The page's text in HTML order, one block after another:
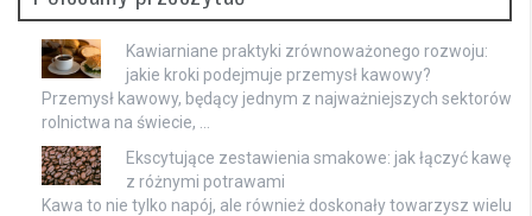
Kawiarniane praktyki zrównoważonego rozwoju:
jakie kroki podejmuje przemysł kawowy?
Przemysł kawowy, będący jednym z najważniejszych sektorów
rolnictwa na świecie, …
Ekscytujące zestawienia smakowe: jak łączyć kawę
z różnymi potrawami
Kawa to nie tylko napój, ale również doskonały towarzysz wielu